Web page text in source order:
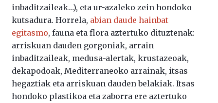
inbaditzaileak…), eta ur-azaleko zein hondoko
kutsadura. Horrela, abian daude hainbat
egitasmo, fauna eta flora aztertuko dituztenak:
arriskuan dauden gorgoniak, arrain
inbaditzaileak, medusa-alertak, krustazeoak,
dekapodoak, Mediterraneoko arrainak, itsas
hegaztiak eta arriskuan dauden belakiak. Itsas
hondoko plastikoa eta zaborra ere aztertuko